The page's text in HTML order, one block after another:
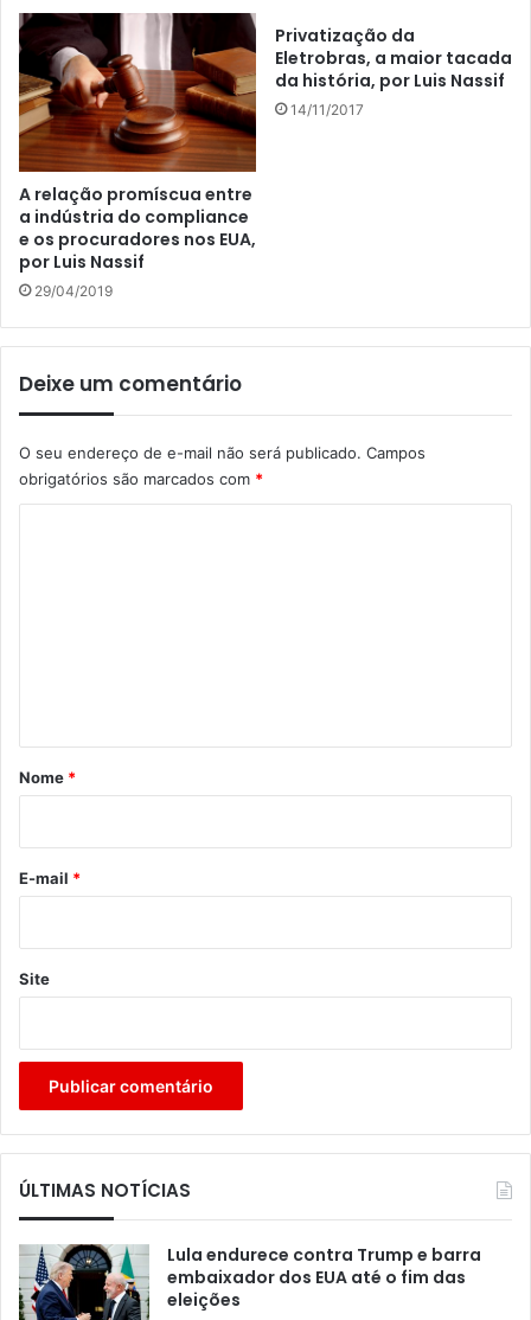
A relação promíscua entre
a indústria do compliance
e os procuradores nos EUA,
por Luis Nassif
29/04/2019
Privatização da
Eletrobras, a maior tacada
da história, por Luis Nassif
14/11/2017
Deixe um comentário
O seu endereço de e-mail não será publicado. Campos
obrigatórios são marcados com *
r
*
Nome *
E-mail *
Site
ÚLTIMAS NOTÍCIAS
Lula endurece contra Trump e barra
embaixador dos EUA até o fim das
eleições